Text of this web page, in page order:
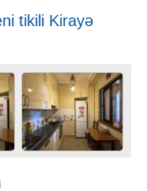
tikili Kirayə